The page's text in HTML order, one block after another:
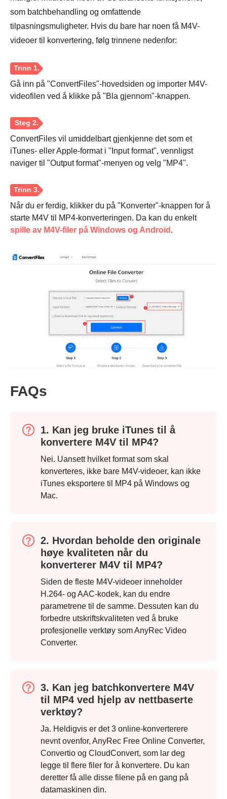
Trinn 1.
Steg 2.
som batchbehandling og omfattende
tilpasningsmuligheter. Hvis du bare har noen få M4V-
videoer til konvertering, følg trinnene nedenfor:
Gå inn på "ConvertFiles"-hovedsiden og importer M4V-
videofilen ved å klikke på "Bla gjennom"-knappen.
ConvertFiles vil umiddelbart gjenkjenne det som et
iTunes- eller Apple-format i "Input format", vennligst
naviger til "Output format"-menyen og velg "MP4".
Når du er ferdig, klikker du på "Konverter"-knappen for å
starte M4V til MP4-konverteringen. Da kan du enkelt
spille av M4V-filer på Windows og Android .
FAQs
1. Kan jeg bruke iTunes til å
konvertere M4V til MP4?
Nei. Uansett hvilket format som skal
konverteres, ikke bare M4V-videoer, kan ikke
iTunes eksportere til MP4 på Windows og
Mac.
2. Hvordan beholde den originale
høye kvaliteten når du
konverterer M4V til MP4?
Siden de fleste M4V-videoer inneholder
H.264- og AAC-kodek, kan du endre
parametrene til de samme. Dessuten kan du
forbedre utskriftskvaliteten ved å bruke
profesjonelle verktøy som AnyRec Video
Converter.
3. Kan jeg batchkonvertere M4V
til MP4 ved hjelp av nettbaserte
verktøy?
Ja. Heldigvis er det 3 online-konverterere
nevnt ovenfor, AnyRec Free Online Converter,
Convertio og CloudConvert, som lar deg
legge til flere filer for å konvertere. Du kan
deretter få alle disse filene på en gang på
datamaskinen din.